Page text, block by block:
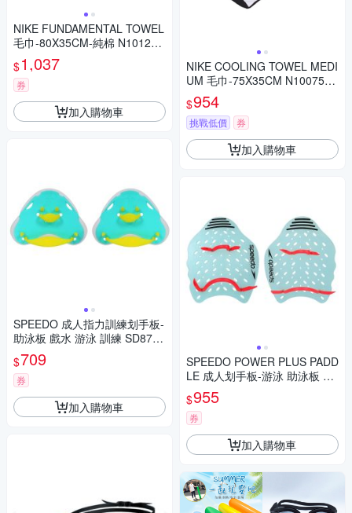
NIKE FUNDAMENTAL TOWEL
毛巾-80X35CM-純棉 N101243
8101MD 白黑
$1,037
券
加入購物車
SPEEDO 成人指力訓練划手板-
助泳板 戲水 游泳 訓練 SD8731
5716243 綠黃
$709
券
加入購物車
NIKE COOLING TOWEL MEDI
UM 毛巾-75X35CM N1007587
010NS 黑白
$954
挑戰低價 券
加入購物車
SPEEDO POWER PLUS PADD
LE 成人划手板-游泳 助泳板 SD
8775301916243 依賣場
$955
券
加入購物車